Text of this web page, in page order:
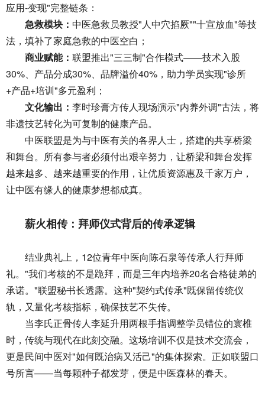
应用-变现"完整链条：
急救模块： 中医急救员教授"人中穴掐厥""十宣放血"等技
法，填补了家庭急救的中医空白；
商业赋能： 联盟推出"三三制"合作模式——技术入股
30%、产品分成30%、品牌溢价40%，助力学员实现"诊所
+产品+培训"多元盈利；
文化输出： 李时珍膏方传人现场演示"内养外调"古法，将
非遗技艺转化为可复制的健康产品。
中医联盟是为与中医有关的各界人士，搭建的共享桥梁
和舞台。所有参与者必须付出艰辛努力，让桥梁和舞台发挥
越来越多、越来越重要的作用，让优质资源惠及千家万户，
让中医有缘人的健康梦想都成真。
薪火相传：拜师仪式背后的传承逻辑
结业典礼上，12位青年中医向陈石泉等传承人行拜师
礼。"我们考核的不是跪拜，而是三年内培养20名合格徒弟的
承诺。"联盟秘书长透露。这种"契约式传承"既保留传统仪
轨，又量化考核指标，确保技艺不失传。
当李氏正骨传人李延升用两根手指调整学员错位的寰椎
时，传统与现代在此刻交融。这场培训不仅是技术交流会，
更是民间中医对"如何既治病又活己"的集体探索。正如联盟口
号所言——当每颗种子都发芽，便是中医森林的春天。